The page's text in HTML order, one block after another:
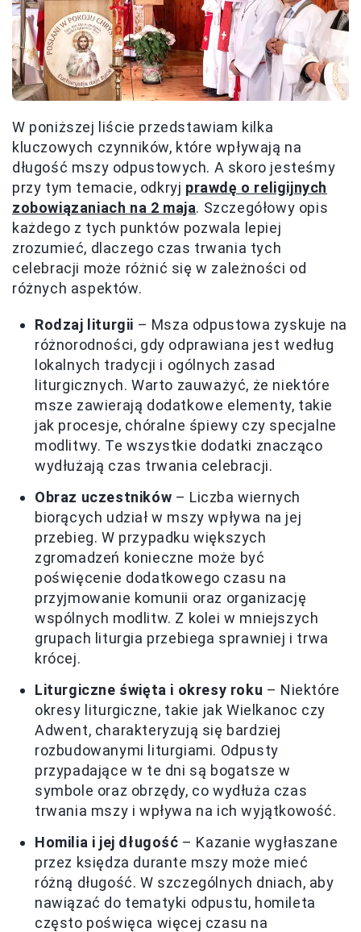
W poniższej liście przedstawiam kilka
kluczowych czynników, które wpływają na
długość mszy odpustowych. A skoro jesteśmy
przy tym temacie, odkryj prawdę o religijnych
zobowiązaniach na 2 maja. Szczegółowy opis
każdego z tych punktów pozwala lepiej
zrozumieć, dlaczego czas trwania tych
celebracji może różnić się w zależności od
różnych aspektów.
Rodzaj liturgii – Msza odpustowa zyskuje na
różnorodności, gdy odprawiana jest według
lokalnych tradycji i ogólnych zasad
liturgicznych. Warto zauważyć, że niektóre
msze zawierają dodatkowe elementy, takie
jak procesje, chóralne śpiewy czy specjalne
modlitwy. Te wszystkie dodatki znacząco
wydłużają czas trwania celebracji.
Obraz uczestników – Liczba wiernych
biorących udział w mszy wpływa na jej
przebieg. W przypadku większych
zgromadzeń konieczne może być
poświęcenie dodatkowego czasu na
przyjmowanie komunii oraz organizację
wspólnych modlitw. Z kolei w mniejszych
grupach liturgia przebiega sprawniej i trwa
krócej.
Liturgiczne święta i okresy roku – Niektóre
okresy liturgiczne, takie jak Wielkanoc czy
Adwent, charakteryzują się bardziej
rozbudowanymi liturgiami. Odpusty
przypadające w te dni są bogatsze w
symbole oraz obrzędy, co wydłuża czas
trwania mszy i wpływa na ich wyjątkowość.
Homilia i jej długość – Kazanie wygłaszane
przez księdza durante mszy może mieć
różną długość. W szczególnych dniach, aby
nawiązać do tematyki odpustu, homileta
często poświęca więcej czasu na